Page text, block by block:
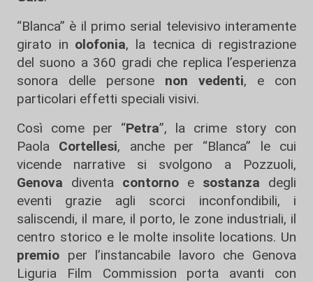
“Blanca” è il primo serial televisivo interamente
girato in olofonia, la tecnica di registrazione
del suono a 360 gradi che replica l’esperienza
sonora delle persone non vedenti, e con
particolari effetti speciali visivi.
Così come per “Petra”, la crime story con
Paola Cortellesi, anche per “Blanca” le cui
vicende narrative si svolgono a Pozzuoli,
Genova diventa contorno e sostanza degli
eventi grazie agli scorci inconfondibili, i
saliscendi, il mare, il porto, le zone industriali, il
centro storico e le molte insolite locations. Un
premio per l’instancabile lavoro che Genova
Liguria Film Commission porta avanti con